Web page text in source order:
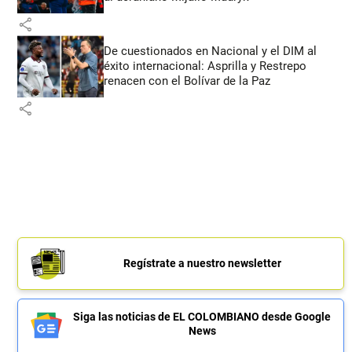
share
De cuestionados en Nacional y el DIM al
éxito internacional: Asprilla y Restrepo
renacen con el Bolívar de la Paz
share
Regístrate a nuestro newsletter
Siga las noticias de EL COLOMBIANO desde Google
News